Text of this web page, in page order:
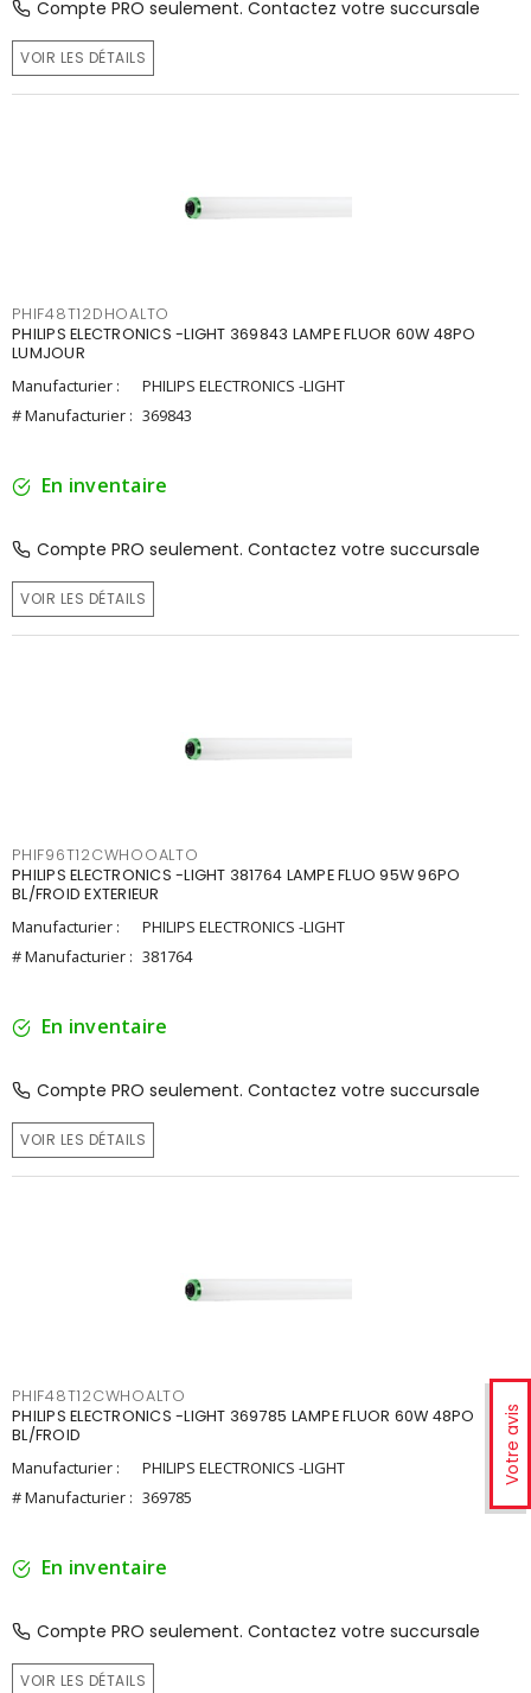
Votre avis
Compte PRO seulement. Contactez votre succursale
VOIR LES DÉTAILS
PHIF48T12DHOALTO
PHILIPS ELECTRONICS -LIGHT 369843 LAMPE FLUOR 60W 48PO
LUMJOUR
Manufacturier :
PHILIPS ELECTRONICS -LIGHT
# Manufacturier : 369843
En inventaire
Compte PRO seulement. Contactez votre succursale
VOIR LES DÉTAILS
PHIF96T12CWHOOALTO
PHILIPS ELECTRONICS -LIGHT 381764 LAMPE FLUO 95W 96PO
BL/FROID EXTERIEUR
Manufacturier :
PHILIPS ELECTRONICS -LIGHT
# Manufacturier : 381764
En inventaire
Compte PRO seulement. Contactez votre succursale
VOIR LES DÉTAILS
PHIF48T12CWHOALTO
PHILIPS ELECTRONICS -LIGHT 369785 LAMPE FLUOR 60W 48PO
BL/FROID
Manufacturier :
PHILIPS ELECTRONICS -LIGHT
# Manufacturier : 369785
En inventaire
Compte PRO seulement. Contactez votre succursale
VOIR LES DÉTAILS